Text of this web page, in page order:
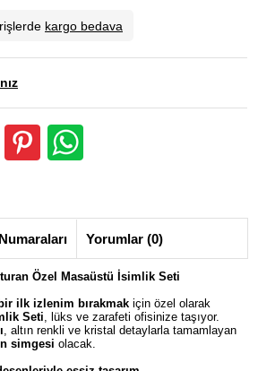
kargo bedava
Yorumlar (0)
Özel Masaüstü İsimlik Seti
ilk izlenim bırakmak için özel olarak
Seti, lüks ve zarafeti ofisinize taşıyor.
, altın renkli ve kristal detaylarla tamamlayan
simgesi olacak.